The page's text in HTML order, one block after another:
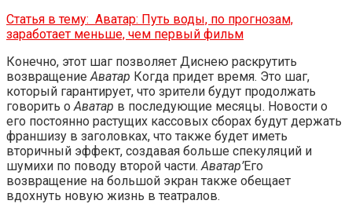
Статья в тему: Аватар: Путь воды, по прогнозам,
заработает меньше, чем первый фильм
Конечно, этот шаг позволяет Диснею раскрутить
возвращениеАватар Когда придет время. Это шаг,
который гарантирует, что зрители будут продолжать
говорить оАватар в последующие месяцы. Новости о
его постоянно растущих кассовых сборах будут держать
франшизу в заголовках, что также будет иметь
вторичный эффект, создавая больше спекуляций и
шумихи по поводу второй части.Аватар’Его
возвращение на большой экран также обещает
вдохнуть новую жизнь в театралов.